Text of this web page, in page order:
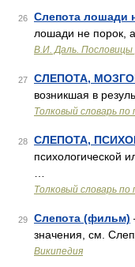
26 Слепота лошади
лошади не
В.И. Даль. Пословицы
27 СЛЕПОТА,
возникшая в
Толковый словарь по
28 СЛЕПОТА,
психологической
Толковый словарь по
29 Слепота (фильм)
значения, см.
Википедия